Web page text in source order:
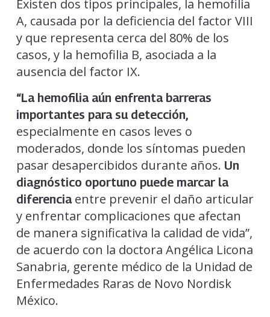
Existen dos tipos principales, la hemofilia
A, causada por la deficiencia del factor VIII
y que representa cerca del 80% de los
casos, y la hemofilia B, asociada a la
ausencia del factor IX.
“La hemofilia aún enfrenta barreras
importantes para su detección,
especialmente en casos leves o
moderados, donde los síntomas pueden
pasar desapercibidos durante años. Un
diagnóstico oportuno puede marcar la
diferenciaentre prevenir el daño articular
y enfrentar complicaciones que afectan
de manera significativa la calidad de vida”,
de acuerdo con la doctora Angélica Licona
Sanabria, gerente médico de la Unidad de
Enfermedades Raras de Novo Nordisk
México.